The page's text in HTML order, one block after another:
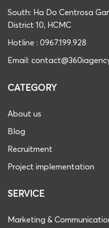
South: Ha Do Centrosa
District 10, HCMC
Hotline : 0967.199.928
Email:
CATEGORY
About us
Blog
Recruitment
Project implementation
SERVICE
Marketing &